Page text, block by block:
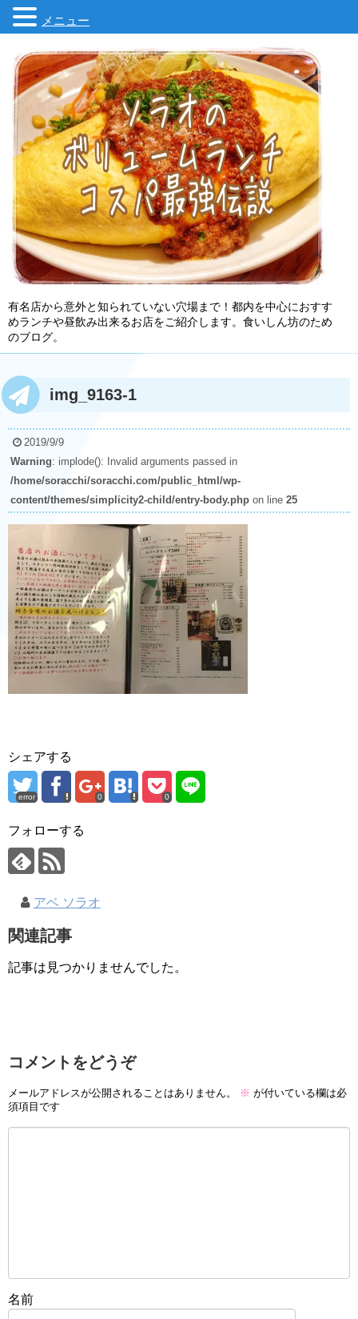
有名店から意外と知られていない穴場まで！都内を中心におすす
めランチや昼飲み出来るお店をご紹介します。食いしん坊のため
のブログ。
img_9163-1
2019/9/9
Warning: implode(): Invalid arguments passed in
/home/soracchi/soracchi.com/public_html/wp-
content/themes/simplicity2-child/entry-body.php on line 25
シェアする
error 0 0
フォローする
アベ ソラオ
関連記事
記事は見つかりませんでした。
コメントをどうぞ
メールアドレスが公開されることはありません。 ※ が付いている欄は必
須項目です
名前
メニュー